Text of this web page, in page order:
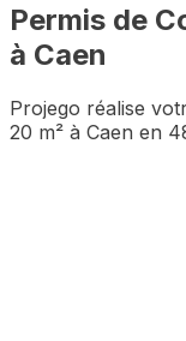
Permis de
à Caen
Projego réalise
20 m² à Caen en